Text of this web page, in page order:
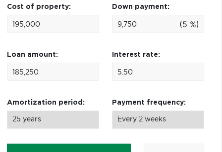
Cost of property: Down payment:
(5 %)
Loan amount: Interest rate:
Amortization period: Payment frequency: